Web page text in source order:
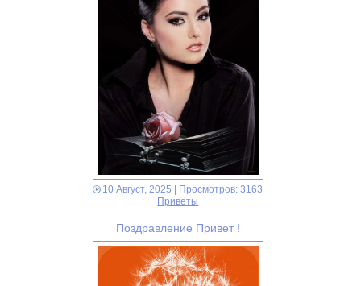
10 Август, 2025 | Просмотров: 3163
Приветы
Поздравление Привет !